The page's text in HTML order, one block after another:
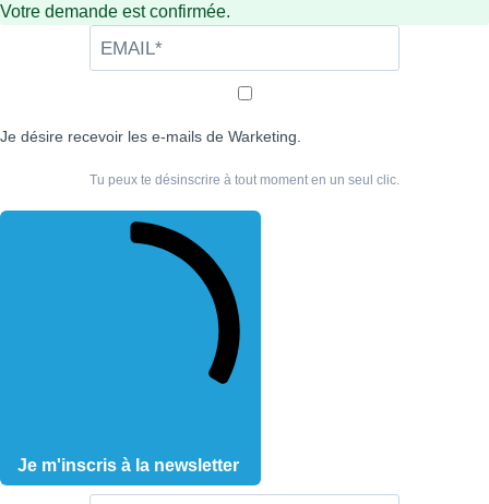
Votre demande est confirmée.
Je désire recevoir les e-mails de Warketing.
Tu peux te désinscrire à tout moment en un seul clic.
Je m'inscris à la newsletter